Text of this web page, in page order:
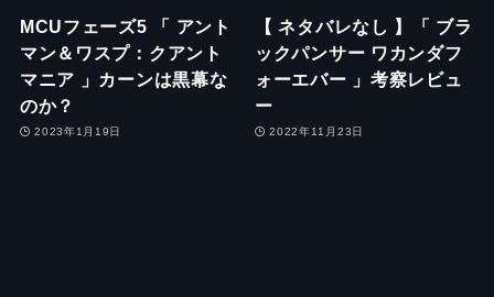
MCUフェーズ5 「 アント
マン＆ワスプ：クアント
マニア 」カーンは黒幕な
のか？
2023年1月19日
【 ネタバレなし 】「 ブラ
ックパンサー ワカンダフ
ォーエバー 」考察レビュ
ー
2022年11月23日